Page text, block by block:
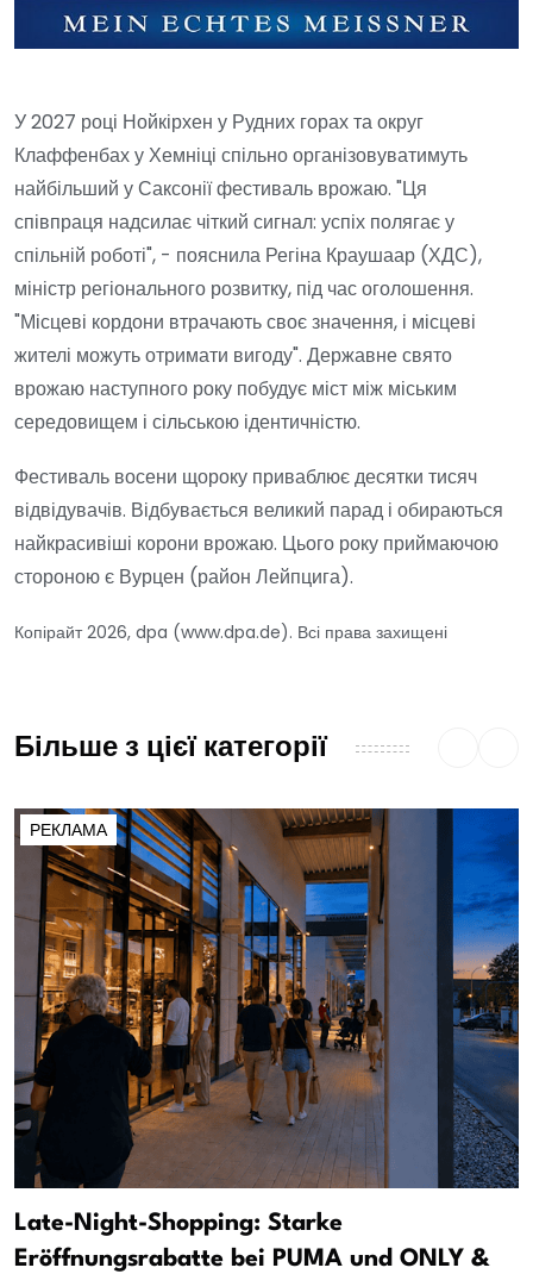
У 2027 році Нойкірхен у Рудних горах та округ
Клаффенбах у Хемніці спільно організовуватимуть
найбільший у Саксонії фестиваль врожаю. "Ця
співпраця надсилає чіткий сигнал: успіх полягає у
спільній роботі", - пояснила Регіна Краушаар (ХДС),
міністр регіонального розвитку, під час оголошення.
"Місцеві кордони втрачають своє значення, і місцеві
жителі можуть отримати вигоду". Державне свято
врожаю наступного року побудує міст між міським
середовищем і сільською ідентичністю.
Фестиваль восени щороку приваблює десятки тисяч
відвідувачів. Відбувається великий парад і обираються
найкрасивіші корони врожаю. Цього року приймаючою
стороною є Вурцен (район Лейпцига).
Копірайт 2026, dpa (www.dpa.de). Всі права захищені
Більше з цієї категорії
РЕКЛАМА
Late-Night-Shopping: Starke
Eröffnungsrabatte bei PUMA und ONLY &